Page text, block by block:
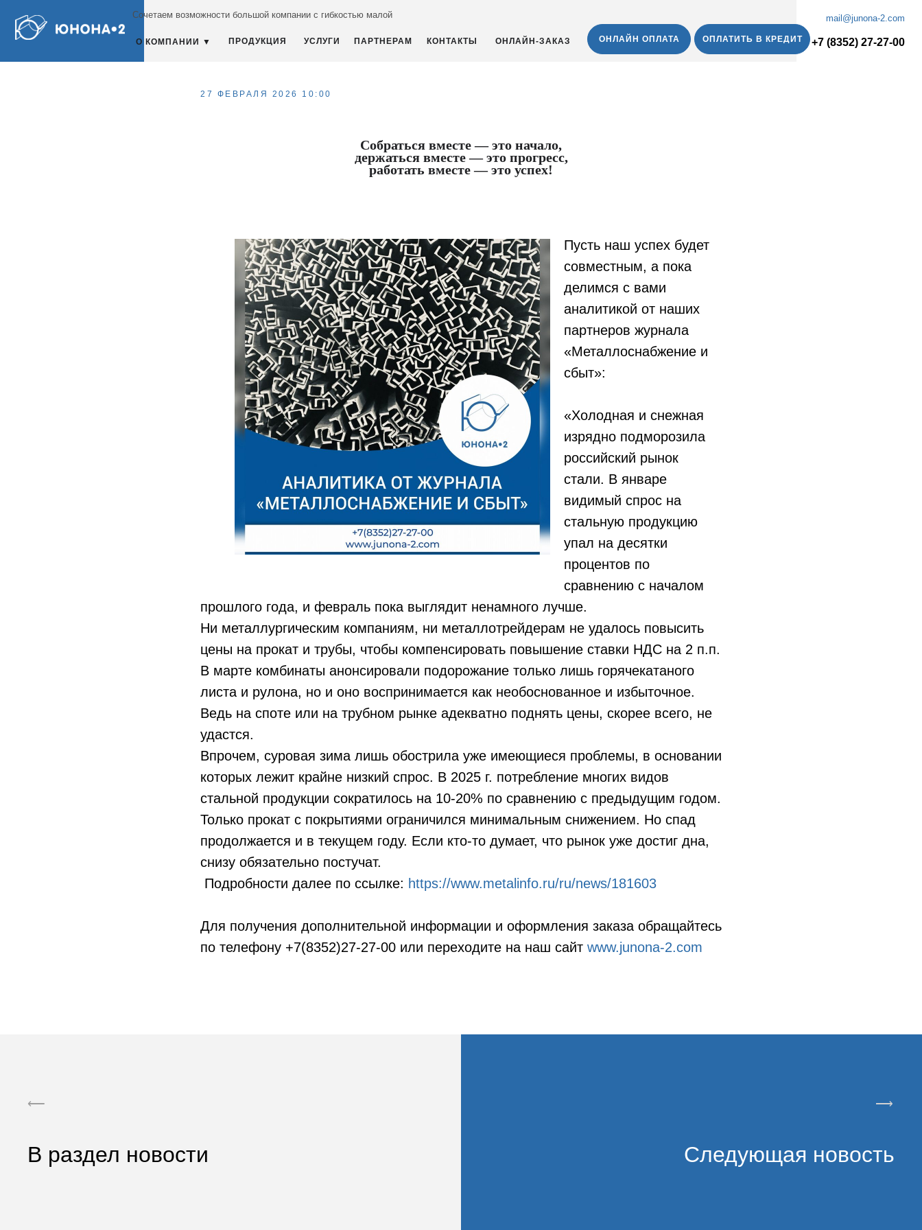
+7 (8352) 27-27-00
mail@junona-2.com
Сочетаем возможности большой компании с гибкостью малой
О КОМПАНИИ ▼ ПРОДУКЦИЯ УСЛУГИ ПАРТНЕРАМ КОНТАКТЫ ОНЛАЙН-ЗАКАЗ ОПЛАТИТЬ В КРЕДИТ
ОНЛАЙН ОПЛАТА
27 ФЕВРАЛЯ 2026 10:00
Собраться вместе — это начало,
держаться вместе — это прогресс,
работать вместе — это успех!
Пусть наш успех будет
совместным, а пока
делимся с вами
аналитикой от наших
партнеров журнала
«Металлоснабжение и
сбыт»:
«Холодная и снежная
изрядно подморозила
российский рынок
стали. В январе
видимый спрос на
стальную продукцию
упал на десятки
процентов по
сравнению с началом
прошлого года, и февраль пока выглядит ненамного лучше.
Ни металлургическим компаниям, ни металлотрейдерам не удалось повысить
цены на прокат и трубы, чтобы компенсировать повышение ставки НДС на 2 п.п.
В марте комбинаты анонсировали подорожание только лишь горячекатаного
листа и рулона, но и оно воспринимается как необоснованное и избыточное.
Ведь на споте или на трубном рынке адекватно поднять цены, скорее всего, не
удастся.
Впрочем, суровая зима лишь обострила уже имеющиеся проблемы, в основании
которых лежит крайне низкий спрос. В 2025 г. потребление многих видов
стальной продукции сократилось на 10-20% по сравнению с предыдущим годом.
Только прокат с покрытиями ограничился минимальным снижением. Но спад
продолжается и в текущем году. Если кто-то думает, что рынок уже достиг дна,
снизу обязательно постучат.
Подробности далее по ссылке: https://www.metalinfo.ru/ru/news/181603
Для получения дополнительной информации и оформления заказа обращайтесь
по телефону +7(8352)27-27-00 или переходите на наш сайт www.junona-2.com
⟵
В раздел новости
⟶
Следующая новость